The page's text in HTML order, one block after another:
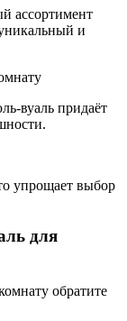
ассортимент
и
вуаль придаёт
упрощает выбор
для
обратите